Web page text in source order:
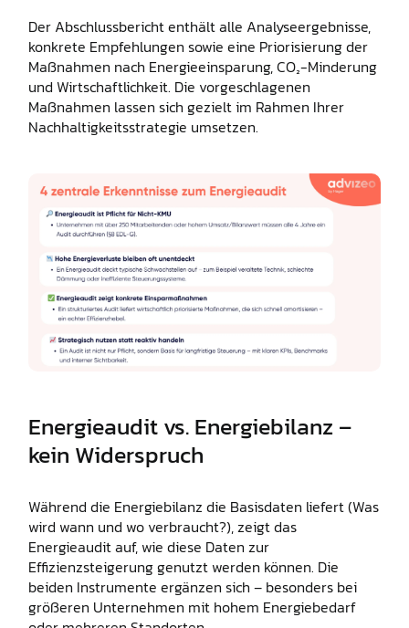
Der Abschlussbericht enthält alle Analyseergebnisse,
konkrete Empfehlungen sowie eine Priorisierung der
Maßnahmen nach Energieeinsparung, CO₂-Minderung
und Wirtschaftlichkeit. Die vorgeschlagenen
Maßnahmen lassen sich gezielt im Rahmen Ihrer
Nachhaltigkeitsstrategie umsetzen.
Energieaudit vs. Energiebilanz –
kein Widerspruch
Während die Energiebilanz die Basisdaten liefert (Was
wird wann und wo verbraucht?), zeigt das
Energieaudit auf, wie diese Daten zur
Effizienzsteigerung genutzt werden können. Die
beiden Instrumente ergänzen sich – besonders bei
größeren Unternehmen mit hohem Energiebedarf